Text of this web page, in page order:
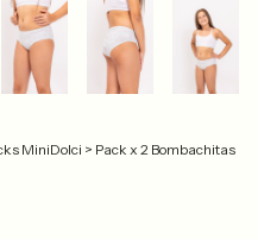
MiniDolci > Pack x 2 Bombachitas